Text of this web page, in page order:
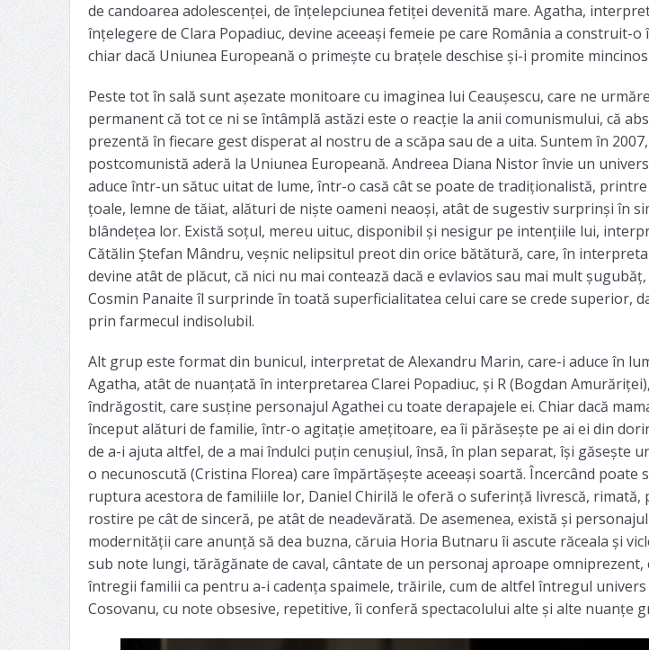
de candoarea adolescenței, de înțelepciunea fetiței devenită mare. Agatha,
înțelegere de Clara Popadiuc, devine aceeași femeie pe care România a construit-
chiar dacă Uniunea Europeană o primește cu brațele deschise și-i promite
Peste tot în sală sunt așezate monitoare cu imaginea lui Ceaușescu, care ne
permanent că tot ce ni se întâmplă astăzi este o reacție la anii comunismului, că
prezentă în fiecare gest disperat al nostru de a scăpa sau de a uita. Suntem în
postcomunistă aderă la Uniunea Europeană. Andreea Diana Nistor învie un
aduce într-un sătuc uitat de lume, într-o casă cât se poate de tradiționalistă,
țoale, lemne de tăiat, alături de niște oameni neaoși, atât de sugestiv surprinși în
blândețea lor. Există soțul, mereu uituc, disponibil și nesigur pe intențiile lui,
Cătălin Ștefan Mândru, veșnic nelipsitul preot din orice bătătură, care, în
devine atât de plăcut, că nici nu mai contează dacă e evlavios sau mai mult
Cosmin Panaite îl surprinde în toată superficialitatea celui care se crede superior,
prin farmecul indisolubil.
Alt grup este format din bunicul, interpretat de Alexandru Marin, care-i aduce în
Agatha, atât de nuanțată în interpretarea Clarei Popadiuc, și R (Bogdan
îndrăgostit, care susține personajul Agathei cu toate derapajele ei. Chiar dacă
început alături de familie, într-o agitație amețitoare, ea îi părăsește pe ai ei din
de a-i ajuta altfel, de a mai îndulci puțin cenușiul, însă, în plan separat, își găsește
o necunoscută (Cristina Florea) care împărtășește aceeași soartă. Încercând poate
ruptura acestora de familiile lor, Daniel Chirilă le oferă o suferință livrescă, rimată,
rostire pe cât de sinceră, pe atât de neadevărată. De asemenea, există și
modernității care anunță să dea buzna, căruia Horia Butnaru îi ascute răceala și
sub note lungi, tărăgănate de caval, cântate de un personaj aproape omniprezent,
întregii familii ca pentru a-i cadența spaimele, trăirile, cum de altfel întregul
Cosovanu, cu note obsesive, repetitive, îi conferă spectacolului alte și alte nuanțe